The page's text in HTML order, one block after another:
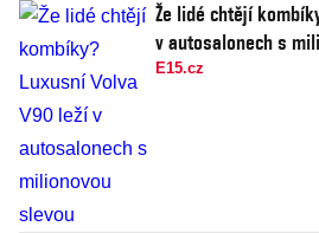
Že lidé chtějí
v autosalonech s
E15.cz